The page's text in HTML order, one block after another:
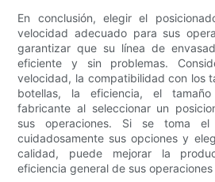
En conclusión, elegir el
velocidad adecuado para sus
garantizar que su línea de
eficiente y sin problemas.
velocidad, la compatibilidad con los
botellas, la eficiencia, el
fabricante al seleccionar un
sus operaciones. Si se toma el
cuidadosamente sus opciones y
calidad, puede mejorar la
eficiencia general de sus